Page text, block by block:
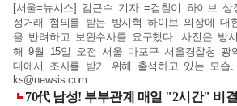
[서울=뉴시스] 김근수 기자 =검찰이 하이브
정거래 혐의를 받는 방시혁 하이브 의장에 대
을 반려하고 보완수사를 요구했다. 사진은 방
해 9월 15일 오전 서울 마포구 서울경찰청 광
대에서 조사를 받기 위해 출석하고 있는 모습.
ks@newsis.com